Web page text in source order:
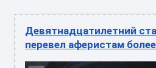
Девятнадцатилетний
перевел аферистам